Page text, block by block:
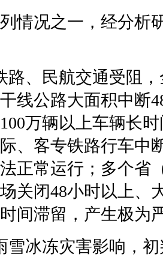
列情况之一，经分析
路、民航交通受阻
线公路大面积中断
万辆以上车辆长
、客专铁路行车中
正常运行；多个省
关闭48小时以上、
间滞留，产生极为
雪冰冻灾害影响，